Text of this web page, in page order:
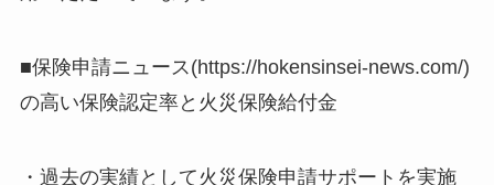
■保険申請ニュース(https://hokensinsei-news.com/)
の高い保険認定率と火災保険給付金
・過去の実績として火災保険申請サポートを実施